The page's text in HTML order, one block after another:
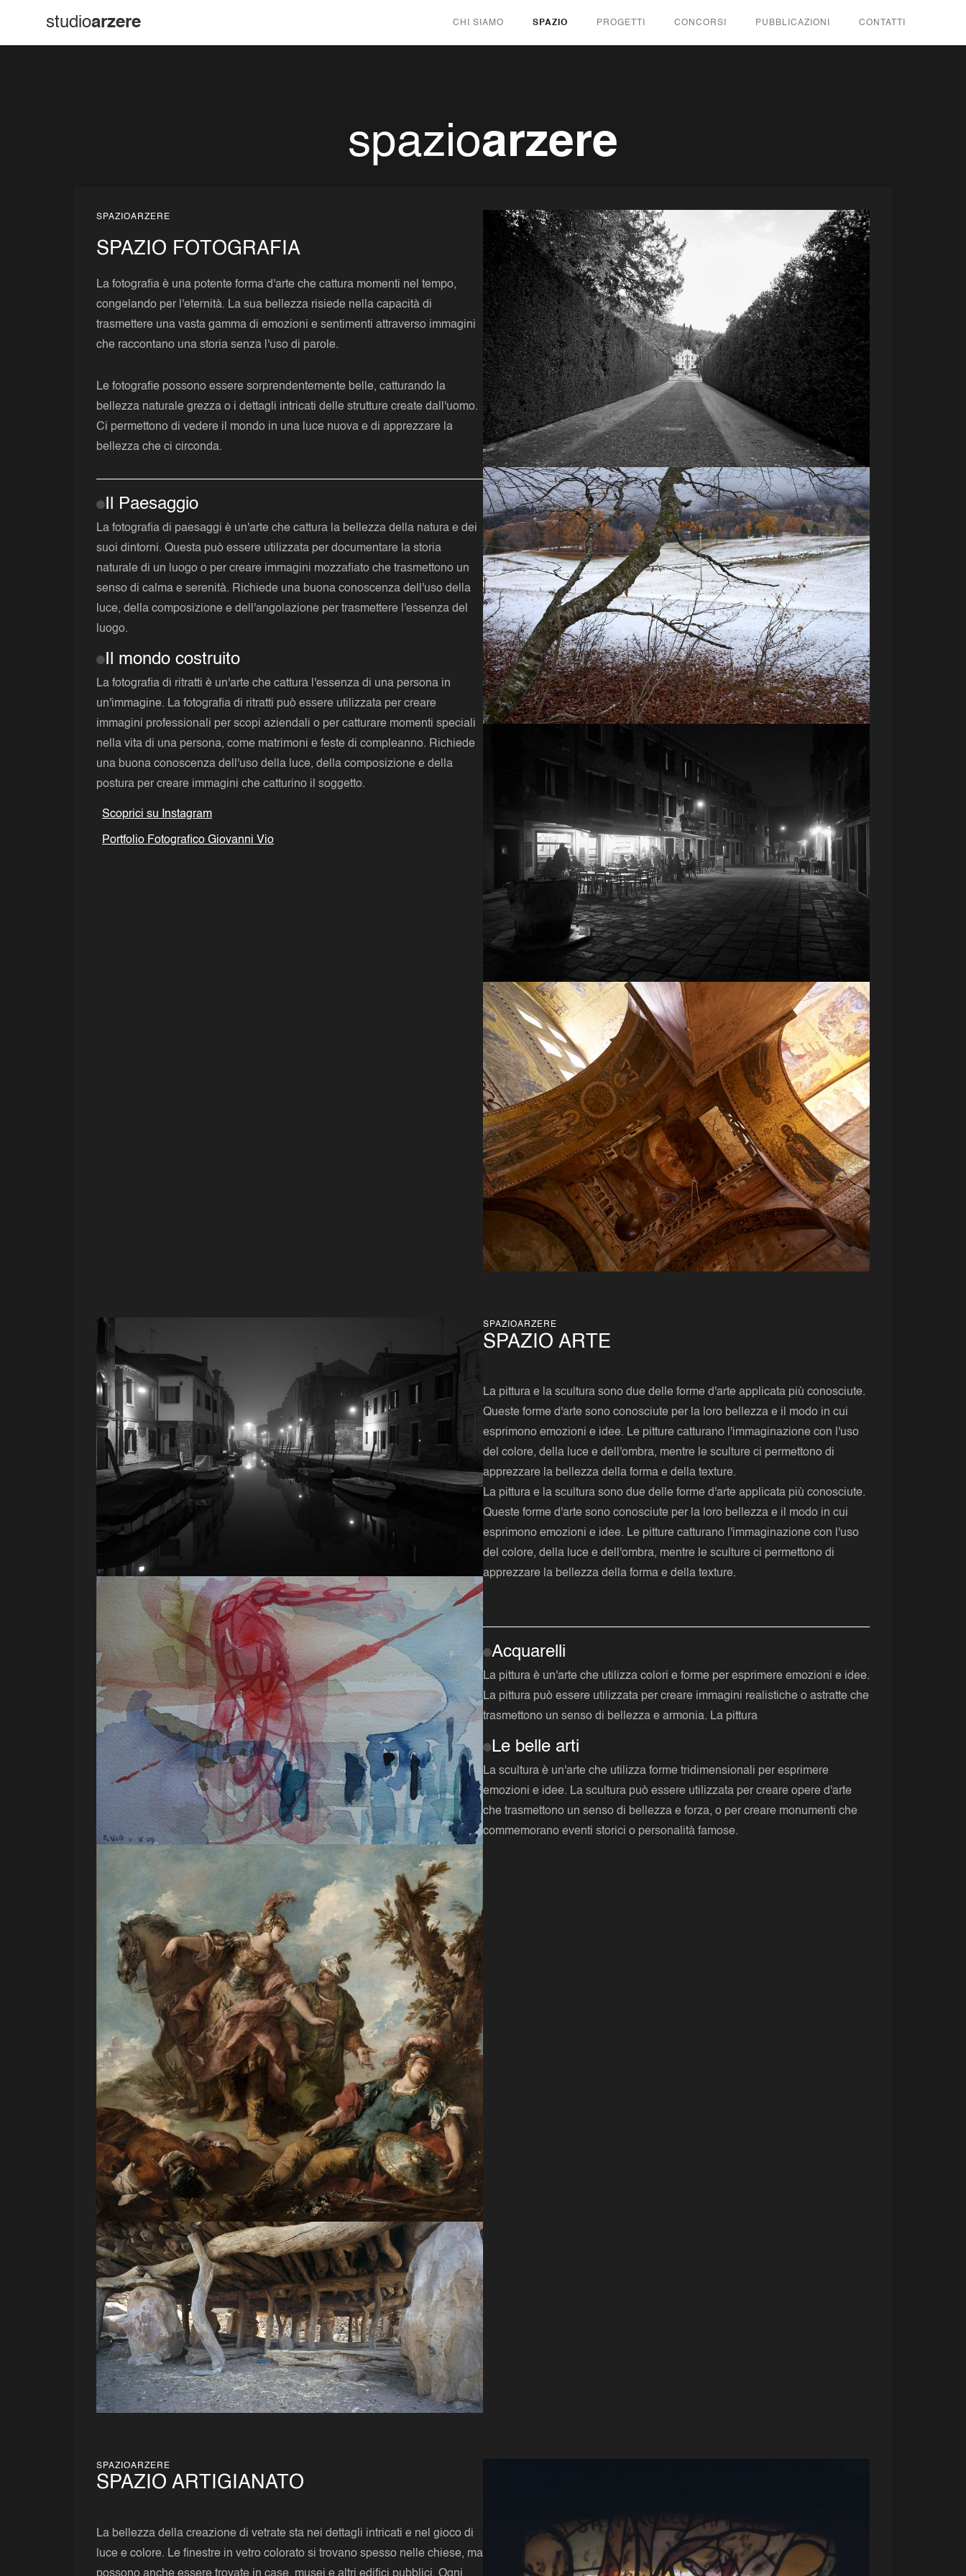
studioarzere CHI SIAMO SPAZIO PROGETTI CONCORSI PUBBLICAZIONI CONTATTI
spazioarzere
SPAZIOARZERE
SPAZIO FOTOGRAFIA
La fotografia è una potente forma d'arte che cattura momenti nel tempo,
congelando per l'eternità. La sua bellezza risiede nella capacità di
trasmettere una vasta gamma di emozioni e sentimenti attraverso immagini
che raccontano una storia senza l'uso di parole.
Le fotografie possono essere sorprendentemente belle, catturando la
bellezza naturale grezza o i dettagli intricati delle strutture create dall'uomo.
Ci permettono di vedere il mondo in una luce nuova e di apprezzare la
bellezza che ci circonda.
Il Paesaggio
La fotografia di paesaggi è un'arte che cattura la bellezza della natura e dei
suoi dintorni. Questa può essere utilizzata per documentare la storia
naturale di un luogo o per creare immagini mozzafiato che trasmettono un
senso di calma e serenità. Richiede una buona conoscenza dell'uso della
luce, della composizione e dell'angolazione per trasmettere l'essenza del
luogo.
Il mondo costruito
La fotografia di ritratti è un'arte che cattura l'essenza di una persona in
un'immagine. La fotografia di ritratti può essere utilizzata per creare
immagini professionali per scopi aziendali o per catturare momenti speciali
nella vita di una persona, come matrimoni e feste di compleanno. Richiede
una buona conoscenza dell'uso della luce, della composizione e della
postura per creare immagini che catturino il soggetto.
Scoprici su Instagram
Portfolio Fotografico Giovanni Vio
SPAZIOARZERE
SPAZIO ARTE
La pittura e la scultura sono due delle forme d'arte applicata più conosciute.
Queste forme d'arte sono conosciute per la loro bellezza e il modo in cui
esprimono emozioni e idee. Le pitture catturano l'immaginazione con l'uso
del colore, della luce e dell'ombra, mentre le sculture ci permettono di
apprezzare la bellezza della forma e della texture.
La pittura e la scultura sono due delle forme d'arte applicata più conosciute.
Queste forme d'arte sono conosciute per la loro bellezza e il modo in cui
esprimono emozioni e idee. Le pitture catturano l'immaginazione con l'uso
del colore, della luce e dell'ombra, mentre le sculture ci permettono di
apprezzare la bellezza della forma e della texture.
Acquarelli
La pittura è un'arte che utilizza colori e forme per esprimere emozioni e idee.
La pittura può essere utilizzata per creare immagini realistiche o astratte che
trasmettono un senso di bellezza e armonia. La pittura
Le belle arti
La scultura è un'arte che utilizza forme tridimensionali per esprimere
emozioni e idee. La scultura può essere utilizzata per creare opere d'arte
che trasmettono un senso di bellezza e forza, o per creare monumenti che
commemorano eventi storici o personalità famose.
SPAZIOARZERE
SPAZIO ARTIGIANATO
La bellezza della creazione di vetrate sta nei dettagli intricati e nel gioco di
luce e colore. Le finestre in vetro colorato si trovano spesso nelle chiese, ma
possono anche essere trovate in case, musei e altri edifici pubblici. Ogni